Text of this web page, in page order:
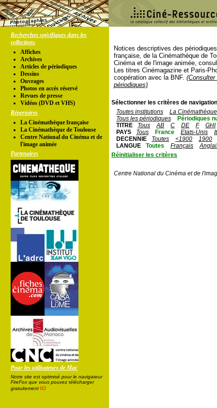
Recherches spécifiques dans les
collections
Affiches
Archives
Articles de périodiques
Dessins
Ouvrages
Photos en accés réservé
Revues de presse
Vidéos (DVD et VHS)
Répertoires
La Cinémathèque française
La Cinémathèque de Toulouse
Centre National du Cinéma et de
l'image animée
Partenaires
Pour les utilisateurs de Mac
Notre site est optimisé pour le navigateur
FireFox que vous pouvez télécharger
gratuitement ici
Notices descriptives des
française, de la Cinémathèque de
Cinéma et de l'image animée,
Les titres Cinémagazine et Paris-
coopération avec la BNF.
périodiques)
Sélectionner les critères de
Toutes institutions
La
Tous les périodiques
Périodiques
TITRE
Tous AB C DE F
GHI
PAYS
Tous France Etats-Unis
DECENNIE
Toutes <1900
1900
LANGUE
Toutes Français
Réinitialiser les critères
Centre National du Cinéma et de